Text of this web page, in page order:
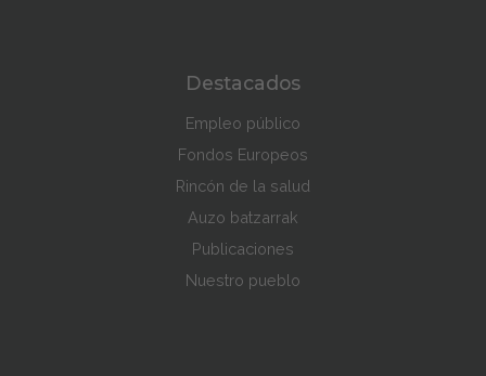
Destacados
Empleo público
Fondos Europeos
Rincón de la salud
Auzo batzarrak
Publicaciones
Nuestro pueblo